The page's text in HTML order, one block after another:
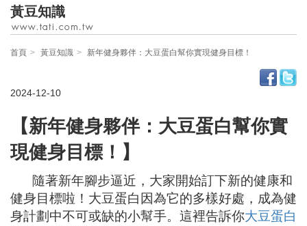
黃豆知識
首頁 黃豆知識 新年健身夥伴：大豆蛋白幫你實現健身目標！
2024-12-10
【新年健身夥伴：大豆蛋白幫你實
現健身目標！】
隨著新年腳步逼近，大家開始訂下新的健康和
健身目標啦！大豆蛋白因為它的多樣好處，成為健
身計劃中不可或缺的小幫手。這裡告訴你大豆蛋白